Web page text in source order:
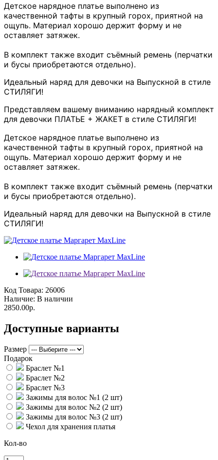
Детское нарядное платье выполнено из
качественной тафты в крупный горох, приятной на
ощупь. Материал хорошо держит форму и не
оставляет затяжек.
В комплект также входит съёмный ремень (перчатки
и бусы приобретаются отдельно).
Идеальный наряд для девочки на Выпускной в стиле
СТИЛЯГИ!
Представляем вашему вниманию нарядный комплект
для девочки ПЛАТЬЕ + ЖАКЕТ в стиле СТИЛЯГИ!
Детское нарядное платье выполнено из
качественной тафты в крупный горох, приятной на
ощупь. Материал хорошо держит форму и не
оставляет затяжек.
В комплект также входит съёмный ремень (перчатки
и бусы приобретаются отдельно).
Идеальный наряд для девочки на Выпускной в стиле
СТИЛЯГИ!
Код Товара: 26006
Наличие: В наличии
2850.00р.
Доступные варианты
Размер
Подарок
Браслет №1
Браслет №2
Браслет №3
Зажимы для волос №1 (2 шт)
Зажимы для волос №2 (2 шт)
Зажимы для волос №3 (2 шт)
Чехол для хранения платья
Кол-во